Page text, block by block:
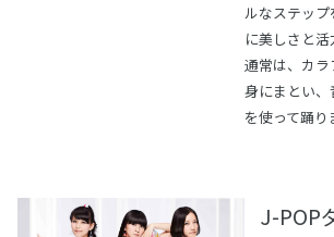
ルなステッ
に美しさと活
通常は、カラ
身にまとい
を使って踊り
J-POP